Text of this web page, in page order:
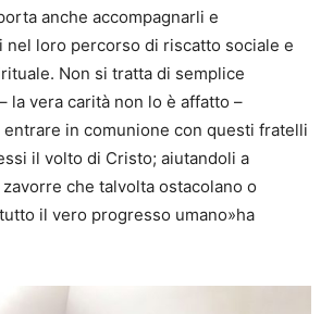
anche accompagnarli e
nel loro percorso di riscatto sociale e
Non si tratta di semplice
la vera carità non lo è affatto –
in comunione con questi fratelli
il volto di Cristo; aiutandoli a
che talvolta ostacolano o
il vero progresso umano»ha